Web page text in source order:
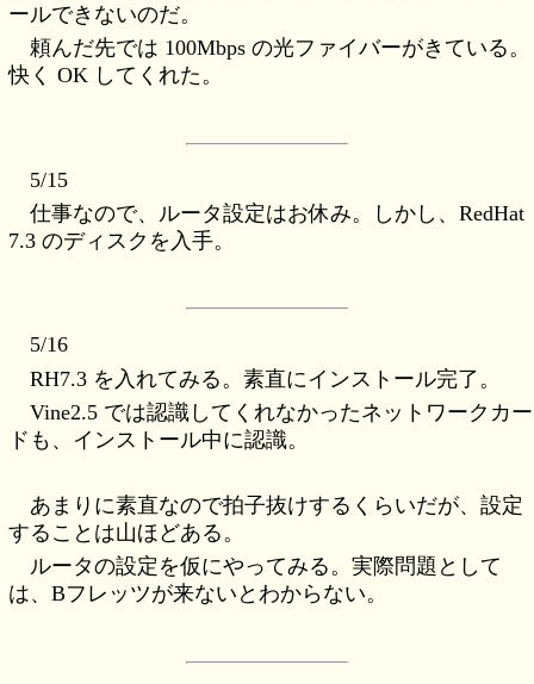
ールできないのだ。
頼んだ先では 100Mbps の光ファイバーがきている。
快く OK してくれた。
5/15
仕事なので、ルータ設定はお休み。しかし、RedHat
7.3 のディスクを入手。
5/16
RH7.3 を入れてみる。素直にインストール完了。
Vine2.5 では認識してくれなかったネットワークカー
ドも、インストール中に認識。
あまりに素直なので拍子抜けするくらいだが、設定
することは山ほどある。
ルータの設定を仮にやってみる。実際問題として
は、Bフレッツが来ないとわからない。